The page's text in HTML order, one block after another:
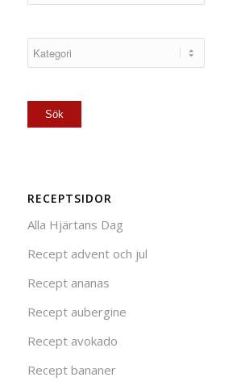
RECEPTSIDOR
Alla Hjärtans Dag
Recept advent och jul
Recept ananas
Recept aubergine
Recept avokado
Recept bananer